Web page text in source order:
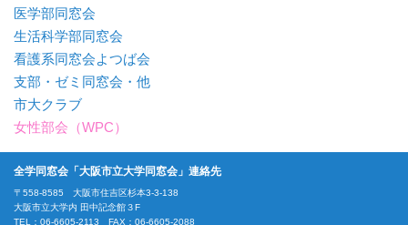
医学部同窓会
生活科学部同窓会
看護系同窓会よつば会
支部・ゼミ同窓会・他
市大クラブ
女性部会（WPC）
全学同窓会「大阪市立大学同窓会」連絡先
〒558-8585 大阪市住吉区杉本3-3-138
大阪市立大学内 田中記念館３F
TEL：06-6605-2113 FAX：06-6605-2088